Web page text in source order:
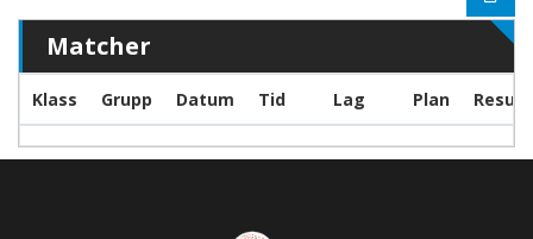
Matcher
Klass Grupp Datum Tid Lag Plan